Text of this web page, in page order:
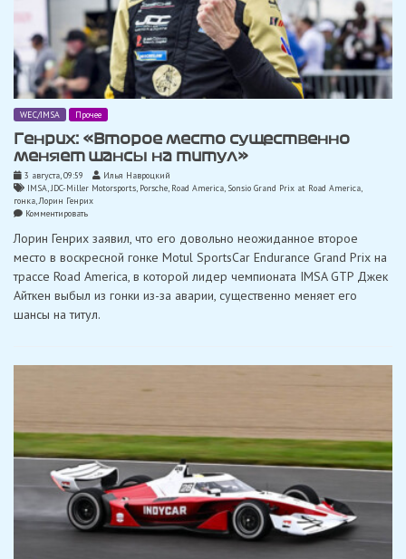
WEC/IMSA Прочее
Генрих: «Второе место существенно
меняет шансы на титул»
3 августа, 09:59
Илья Навроцкий
IMSA,JDC-Miller Motorsports, Porsche, Road America, Sonsio Grand Prix at Road America
гонка,Лорин Генрих
Комментироватьon
«Второе
существенно
меняет
на
титул»
Лорин Генрих заявил, что его довольно неожиданное второе
место в воскресной гонке Motul SportsCar Endurance Grand Prix на
трассе Road America, в которой лидер чемпионата IMSA GTP Джек
Айткен выбыл из гонки из-за аварии, существенно меняет его
шансы на титул.